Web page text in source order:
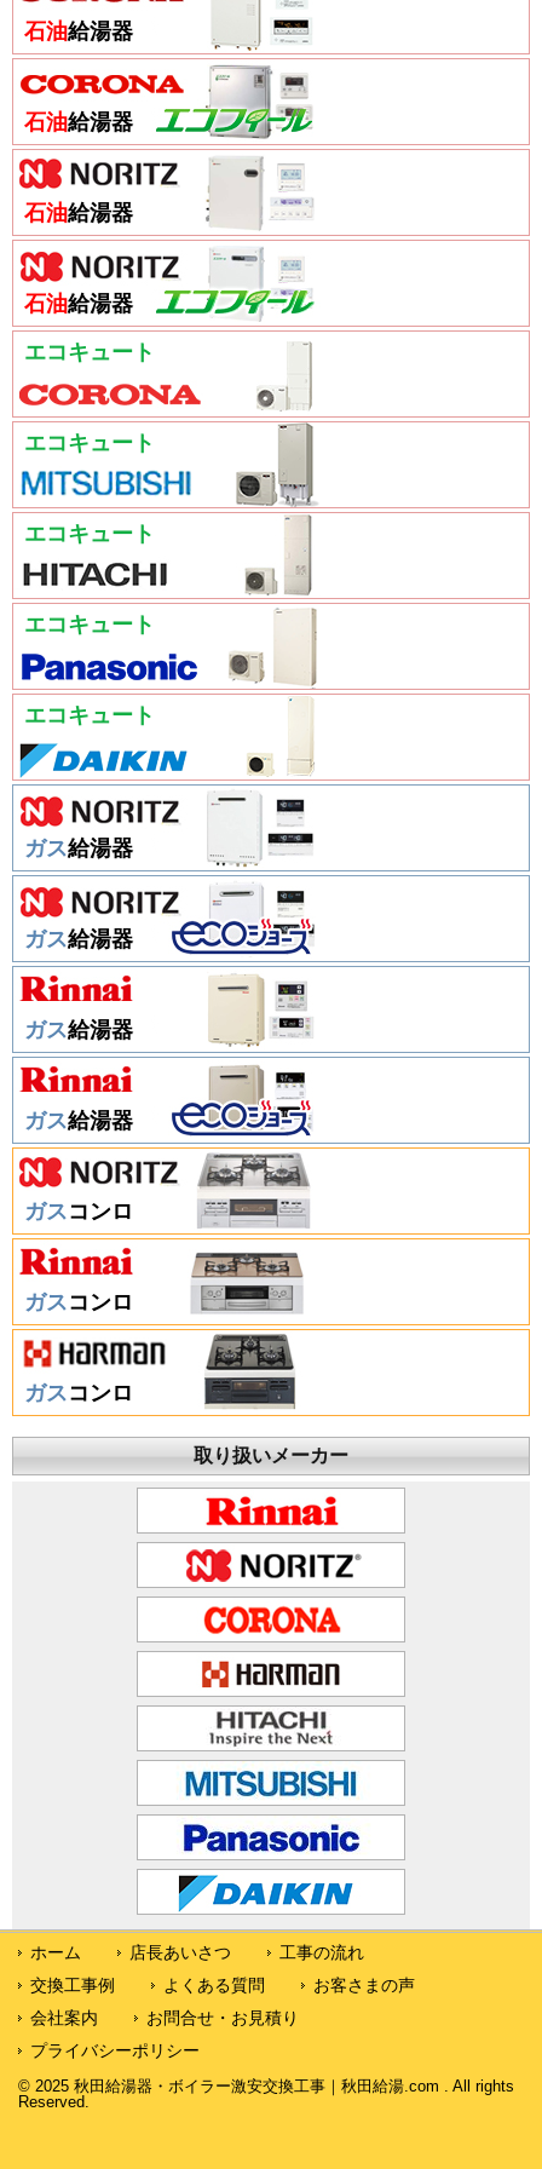
石油給湯器
石油給湯器
石油給湯器
石油給湯器
エコキュート
エコキュート
エコキュート
エコキュート
エコキュート
ガス給湯器
ガス給湯器
ガス給湯器
ガス給湯器
ガスコンロ
ガスコンロ
ガスコンロ
取り扱いメーカー
ホーム 店長あいさつ
工事の流れ
交換工事例
よくある質問
お客さまの声
会社案内
お問合せ・お見積り
プライバシーポリシー
© 2025 秋田給湯器・ボイラー激安交換工事｜秋田給湯.com . All rights
Reserved.